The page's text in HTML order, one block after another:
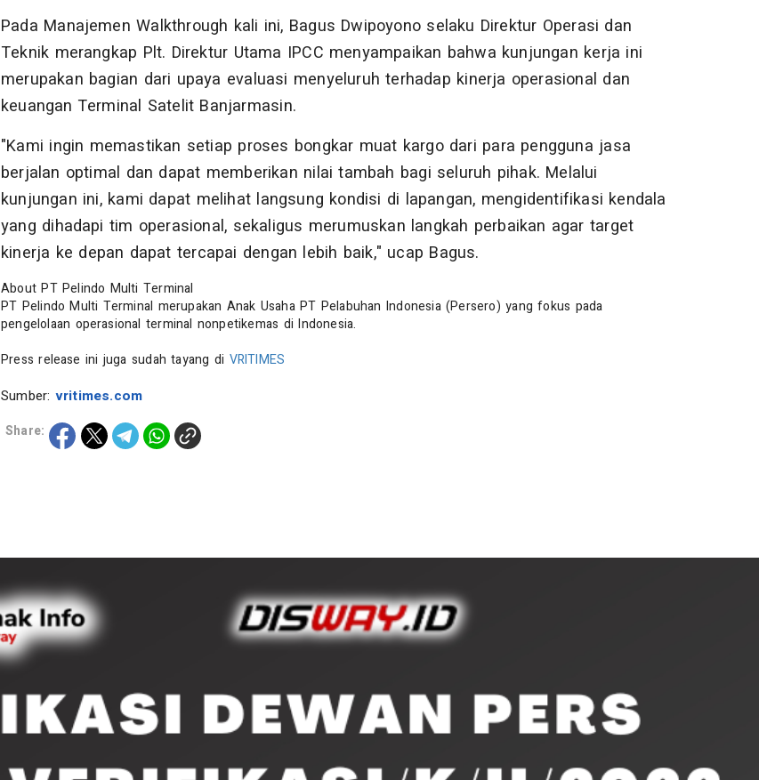
Pada Manajemen Walkthrough kali ini, Bagus Dwipoyono selaku Direktur Operasi dan
Teknik merangkap Plt. Direktur Utama IPCC menyampaikan bahwa kunjungan kerja ini
merupakan bagian dari upaya evaluasi menyeluruh terhadap kinerja operasional dan
keuangan Terminal Satelit Banjarmasin.
"Kami ingin memastikan setiap proses bongkar muat kargo dari para pengguna jasa
berjalan optimal dan dapat memberikan nilai tambah bagi seluruh pihak. Melalui
kunjungan ini, kami dapat melihat langsung kondisi di lapangan, mengidentifikasi kendala
yang dihadapi tim operasional, sekaligus merumuskan langkah perbaikan agar target
kinerja ke depan dapat tercapai dengan lebih baik," ucap Bagus.
About PT Pelindo Multi Terminal
PT Pelindo Multi Terminal merupakan Anak Usaha PT Pelabuhan Indonesia (Persero) yang fokus pada
pengelolaan operasional terminal nonpetikemas di Indonesia.
Press release ini juga sudah tayang di VRITIMES
Sumber:vritimes.com
Share: